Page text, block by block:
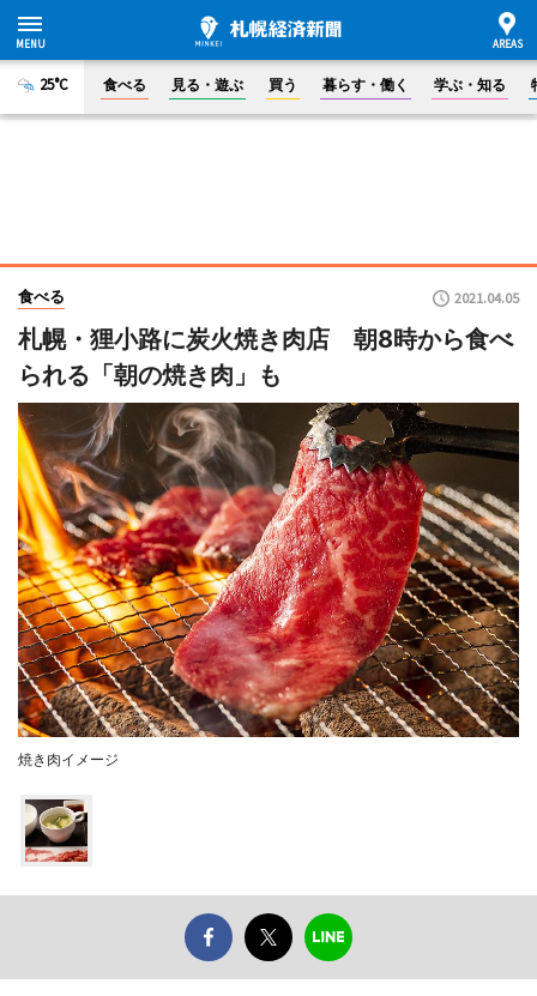
25°C 食べる 見る・遊ぶ 買う 暮らす・働く 学ぶ・知る
食べる 2021.04.05
札幌・狸小路に炭火焼き肉店 朝8時から食べ
られる「朝の焼き肉」も
焼き肉イメージ